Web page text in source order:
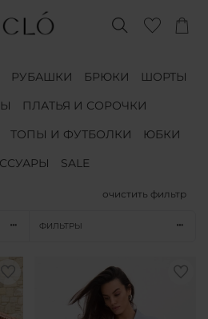
РУБАШКИ БРЮКИ
ШОРТЫ
ПЛАТЬЯ И СОРОЧКИ
ТОПЫ И ФУТБОЛКИ
ЮБКИ
SALE
очистить фильтр
ФИЛЬТРЫ